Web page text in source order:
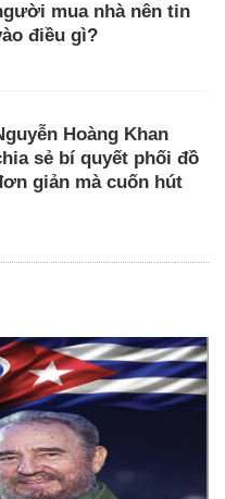
mua nhà nên tin
điều gì?
Hoàng Khan
sẻ bí quyết phối đồ
giản mà cuốn hút